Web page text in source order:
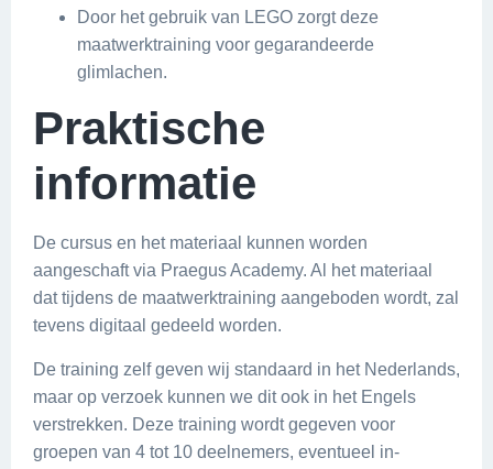
Door het gebruik van LEGO zorgt deze
maatwerktraining voor gegarandeerde
glimlachen.
Praktische
informatie
De cursus en het materiaal kunnen worden
aangeschaft via Praegus Academy. Al het materiaal
dat tijdens de maatwerktraining aangeboden wordt, zal
tevens digitaal gedeeld worden.
De training zelf geven wij standaard in het Nederlands,
maar op verzoek kunnen we dit ook in het Engels
verstrekken. Deze training wordt gegeven voor
groepen van 4 tot 10 deelnemers, eventueel in-